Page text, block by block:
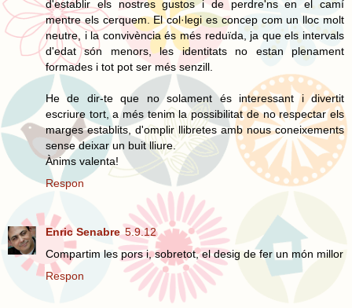
d'establir els nostres gustos i de perdre'ns en el camí
mentre els cerquem. El col·legi es concep com un lloc molt
neutre, i la convivència és més reduïda, ja que els intervals
d'edat són menors, les identitats no estan plenament
formades i tot pot ser més senzill.
He de dir-te que no solament és interessant i divertit
escriure tort, a més tenim la possibilitat de no respectar els
marges establits, d'omplir llibretes amb nous coneixements
sense deixar un buit lliure.
Ànims valenta!
Respon
Enric Senabre 5.9.12
Compartim les pors i, sobretot, el desig de fer un món millor
Respon